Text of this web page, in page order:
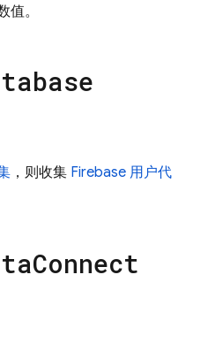
值。
，则收集 Firebase 用户代
Connect